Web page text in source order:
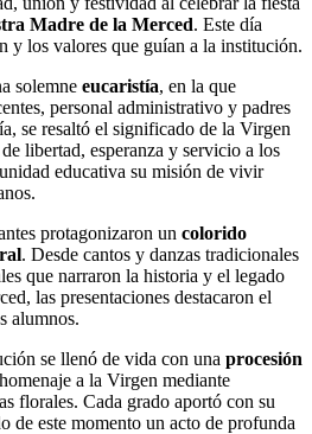
Madre de la Merced. Este día
y los valores que guían a la institución.
solemne eucaristía, en la que
personal administrativo y padres
se resaltó el significado de la Virgen
libertad, esperanza y servicio a los
educativa su misión de vivir
protagonizaron un colorido
. Desde cantos y danzas tradicionales
que narraron la historia y el legado
las presentaciones destacaron el
alumnos.
se llenó de vida con una procesión
a la Virgen mediante
florales. Cada grado aportó con su
de este momento un acto de profunda